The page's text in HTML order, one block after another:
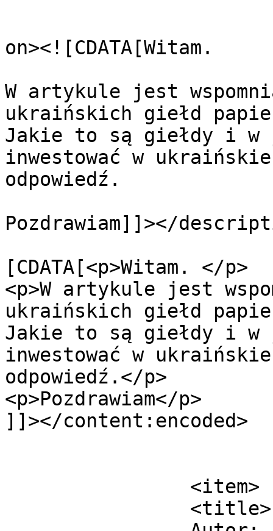
on><![CDATA[Witam.
W artykule jest
ukraińskich giełd
Jakie to są giełdy i w
inwestować w
odpowiedź.
Pozdrawiam]]></
[CDATA[<p>Witam. </p>
<p>W artykule jest
ukraińskich giełd
Jakie to są giełdy i w
inwestować w
odpowiedź.</p>
<p>Pozdrawiam</p>
]]></content:encoded>